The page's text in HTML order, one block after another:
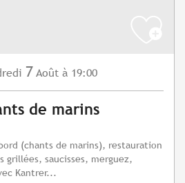
7 Août à 19:00
de marins
(chants de marins), restauration
grillées, saucisses, merguez,
Kantrer...